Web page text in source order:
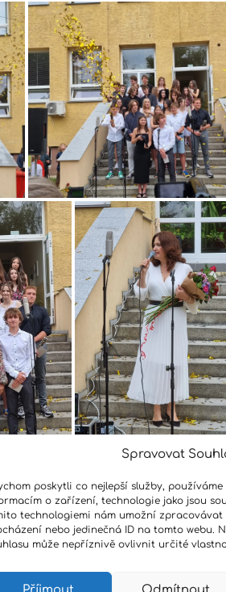
Spravovat
poskytli co nejlepší služby,
o zařízení, technologie jako jsou
technologiemi nám umožní zpracovávat
nebo jedinečná ID na tomto webu.
může nepříznivě ovlivnit určité